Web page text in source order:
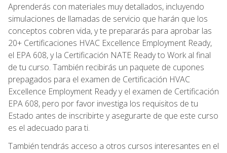
Aprenderás con materiales muy detallados, incluyendo
simulaciones de llamadas de servicio que harán que los
conceptos cobren vida, y te prepararás para aprobar las
20+ Certificaciones HVAC Excellence Employment Ready,
el EPA 608, y la Certificación NATE Ready to Work al final
de tu curso. También recibirás un paquete de cupones
prepagados para el examen de Certificación HVAC
Excellence Employment Ready y el examen de Certificación
EPA 608, pero por favor investiga los requisitos de tu
Estado antes de inscribirte y asegurarte de que este curso
es el adecuado para ti.
También tendrás acceso a otros cursos interesantes en el